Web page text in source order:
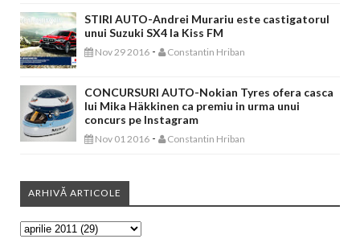
STIRI AUTO-Andrei Murariu este castigatorul
unui Suzuki SX4 la Kiss FM
Nov 29 2016 - Constantin Hriban
CONCURSURI AUTO-Nokian Tyres ofera casca
lui Mika Häkkinen ca premiu in urma unui
concurs pe Instagram
Nov 01 2016 - Constantin Hriban
ARHIVĂ ARTICOLE